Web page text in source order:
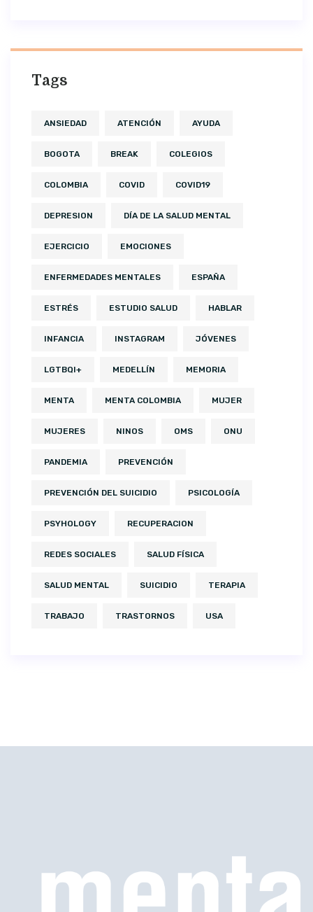
Tags
ANSIEDAD ATENCIÓN AYUDA
BOGOTA BREAK COLEGIOS
COLOMBIA COVID COVID19
DEPRESION DÍA DE LA SALUD MENTAL
EJERCICIO EMOCIONES
ENFERMEDADES MENTALES ESPAÑA
ESTRÉS ESTUDIO SALUD HABLAR
INFANCIA INSTAGRAM JÓVENES
LGTBQI+ MEDELLÍN MEMORIA
MENTA MENTA COLOMBIA MUJER
MUJERES NINOS OMS ONU
PANDEMIA PREVENCIÓN
PREVENCIÓN DEL SUICIDIO PSICOLOGÍA
PSYHOLOGY RECUPERACION
REDES SOCIALES SALUD FÍSICA
SALUD MENTAL SUICIDIO TERAPIA
TRABAJO TRASTORNOS USA